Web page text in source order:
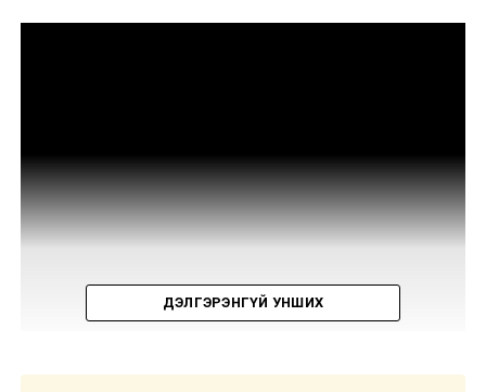
ДЭЛГЭРЭНГҮЙ УНШИХ